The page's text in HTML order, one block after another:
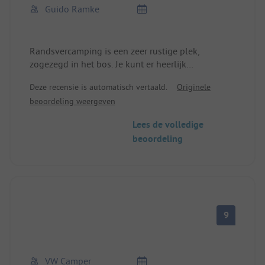
Guido Ramke
Randsvercamping is een zeer rustige plek,
zogezegd in het bos. Je kunt er heerlijk
etc.) Een kleine Coop-winkel en een café horen bij
de plek. Maar de belangrijkste reden voor ons zijn
vriendelijk en behulpzaam zijn. Bovendien spreken
Deze recensie is automatisch vertaald.
Originele
beoordeling weergeven
Lees de volledige
beoordeling
9
VW Camper